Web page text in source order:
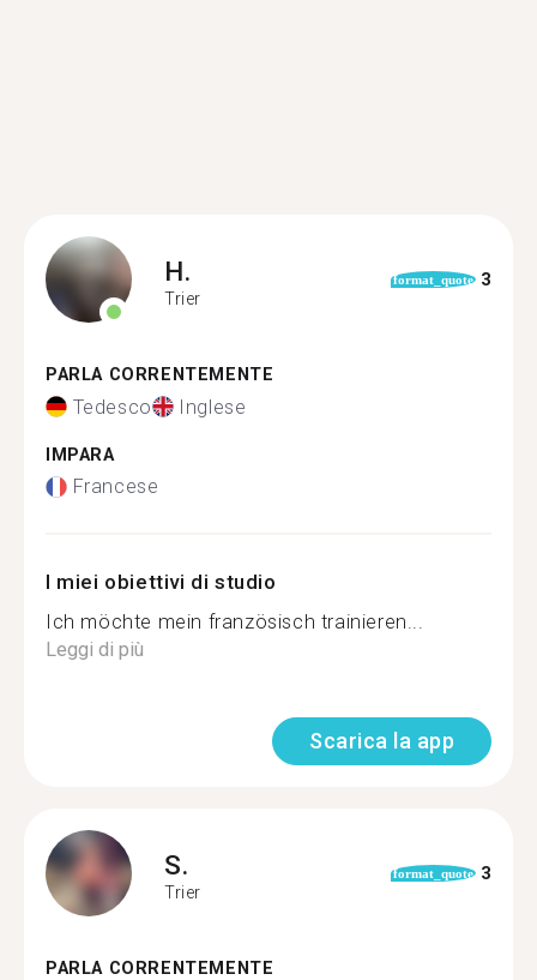
H.
Trier
format_quote 3
PARLA CORRENTEMENTE
Tedesco Inglese
IMPARA
Francese
I miei obiettivi di studio
Ich möchte mein französisch trainieren...
Leggi di più
Scarica la app
S.
Trier
format_quote 3
PARLA CORRENTEMENTE